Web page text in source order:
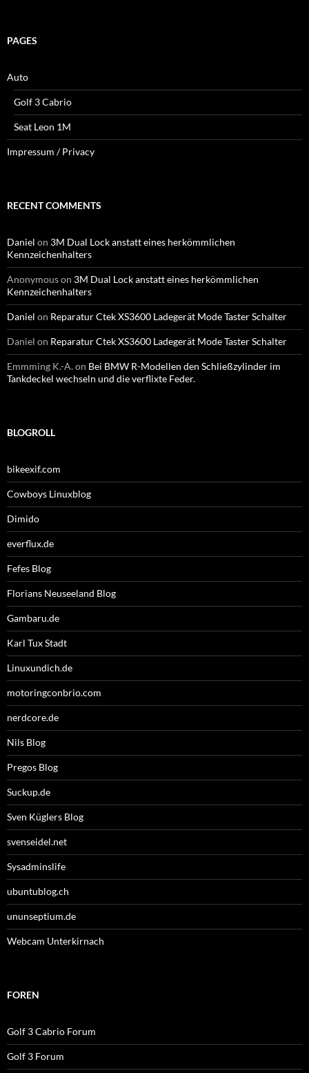
PAGES
Auto
Golf 3 Cabrio
Seat Leon 1M
Impressum / Privacy
RECENT COMMENTS
Daniel on 3M Dual Lock anstatt eines herkömmlichen
Kennzeichenhalters
Anonymouson 3M Dual Lock anstatt eines herkömmlichen
Kennzeichenhalters
Daniel on Reparatur Ctek XS3600 Ladegerät Mode Taster Schalter
Daniel on Reparatur Ctek XS3600 Ladegerät Mode Taster Schalter
Emmming K.-A.on Bei BMW R-Modellen den Schließzylinder im
Tankdeckel wechseln und die verflixte Feder.
BLOGROLL
bikeexif.com
Cowboys Linuxblog
Dimido
everflux.de
Fefes Blog
Florians Neuseeland Blog
Gambaru.de
Karl Tux Stadt
Linuxundich.de
motoringconbrio.com
nerdcore.de
Nils Blog
Pregos Blog
Suckup.de
Sven Küglers Blog
svenseidel.net
Sysadminslife
ubuntublog.ch
ununseptium.de
Webcam Unterkirnach
FOREN
Golf 3 Cabrio Forum
Golf 3 Forum